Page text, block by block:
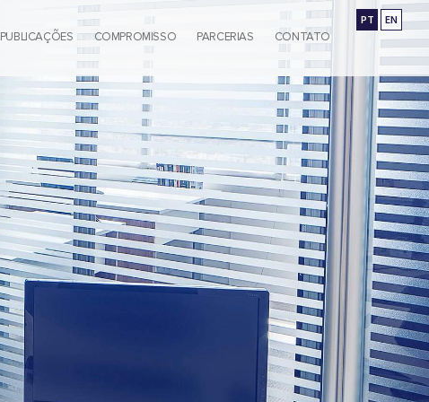
PT EN
PUBLICAÇÕES COMPROMISSO PARCERIAS CONTATO